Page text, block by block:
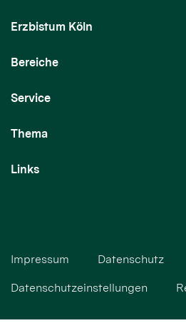
Erzbistum Köln
Bereiche
Service
Thema
Links
Impressum Datenschutz
Datenschutzeinstellungen